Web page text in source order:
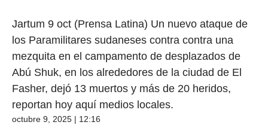
Jartum 9 oct (Prensa Latina) Un nuevo ataque de
los Paramilitares sudaneses contra contra una
mezquita en el campamento de desplazados de
Abú Shuk, en los alrededores de la ciudad de El
Fasher, dejó 13 muertos y más de 20 heridos,
reportan hoy aquí medios locales.
octubre 9, 2025 | 12:16